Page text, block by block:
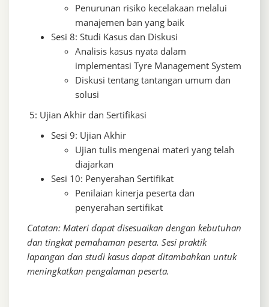
Penurunan risiko kecelakaan melalui
manajemen ban yang baik
Sesi 8: Studi Kasus dan Diskusi
Analisis kasus nyata dalam
implementasi Tyre Management System
Diskusi tentang tantangan umum dan
solusi
5: Ujian Akhir dan Sertifikasi
Sesi 9: Ujian Akhir
Ujian tulis mengenai materi yang telah
diajarkan
Sesi 10: Penyerahan Sertifikat
Penilaian kinerja peserta dan
penyerahan sertifikat
Catatan: Materi dapat disesuaikan dengan kebutuhan
dan tingkat pemahaman peserta. Sesi praktik
lapangan dan studi kasus dapat ditambahkan untuk
meningkatkan pengalaman peserta.